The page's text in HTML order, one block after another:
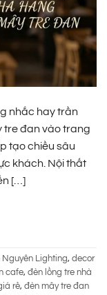
nhắc hay trần
tre đan vào trang
tạo chiều sâu
khách. Nội thất
[…]
Nguyên Lighting, decor
cafe, đèn lồng tre nhà
rẻ, đèn mây tre đan